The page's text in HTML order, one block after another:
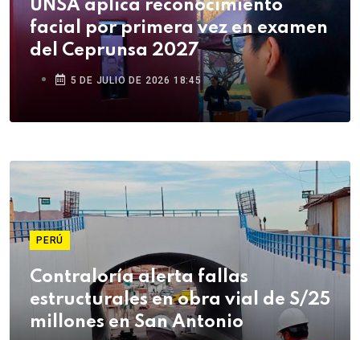
UNSA aplica reconocimiento
facial por primera vez en examen
del Ceprunsa 2027
5 DE JULIO DE 2026 18:45
PERÚ
Contraloría alerta fallas
estructurales en obra vial de S/25
millones en San Antonio